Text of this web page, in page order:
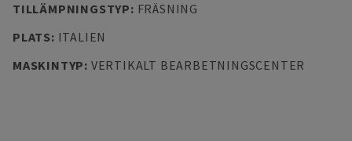
TILLÄMPNINGSTYP: FRÄSNING
PLATS: ITALIEN
MASKINTYP: VERTIKALT BEARBETNINGSCENTER